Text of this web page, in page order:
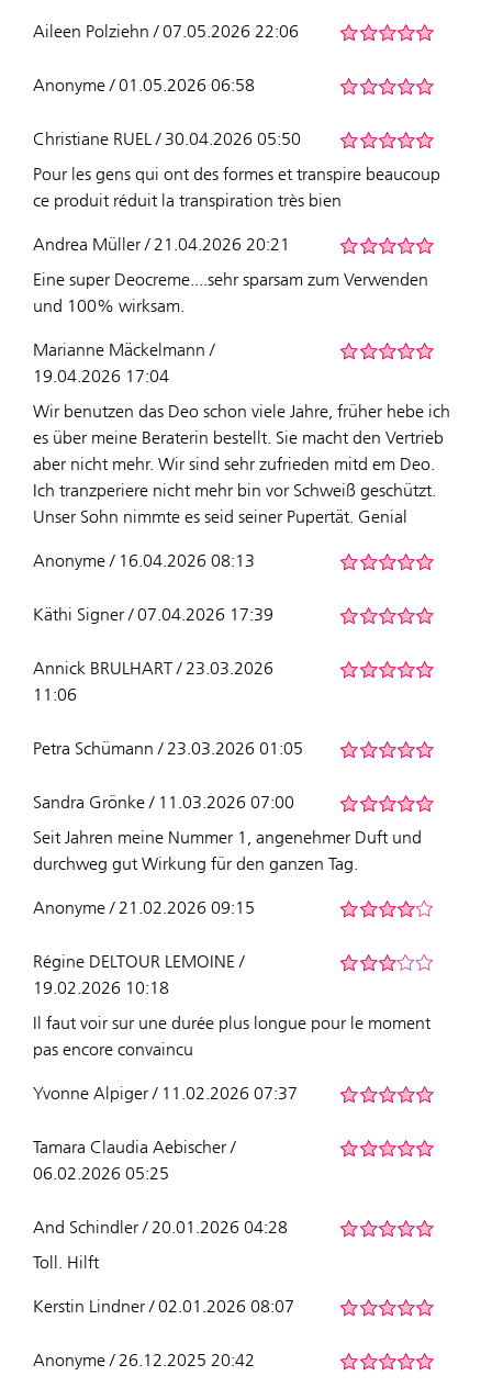
Aileen Polziehn / 07.05.2026 22:06
Anonyme / 01.05.2026 06:58
Christiane RUEL / 30.04.2026 05:50
Pour les gens qui ont des formes et transpire beaucoup
ce produit réduit la transpiration très bien
Andrea Müller / 21.04.2026 20:21
Eine super Deocreme....sehr sparsam zum Verwenden
und 100% wirksam.
Marianne Mäckelmann /
19.04.2026 17:04
Wir benutzen das Deo schon viele Jahre, früher hebe ich
es über meine Beraterin bestellt. Sie macht den Vertrieb
aber nicht mehr. Wir sind sehr zufrieden mitd em Deo.
Ich tranzperiere nicht mehr bin vor Schweiß geschützt.
Unser Sohn nimmte es seid seiner Pupertät. Genial
Anonyme / 16.04.2026 08:13
Käthi Signer / 07.04.2026 17:39
Annick BRULHART / 23.03.2026
11:06
Petra Schümann / 23.03.2026 01:05
Sandra Grönke / 11.03.2026 07:00
Seit Jahren meine Nummer 1, angenehmer Duft und
durchweg gut Wirkung für den ganzen Tag.
Anonyme / 21.02.2026 09:15
Régine DELTOUR LEMOINE /
19.02.2026 10:18
Il faut voir sur une durée plus longue pour le moment
pas encore convaincu
Yvonne Alpiger / 11.02.2026 07:37
Tamara Claudia Aebischer /
06.02.2026 05:25
And Schindler / 20.01.2026 04:28
Toll. Hilft
Kerstin Lindner / 02.01.2026 08:07
Anonyme / 26.12.2025 20:42